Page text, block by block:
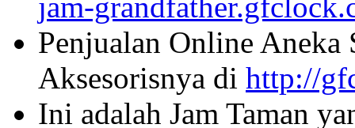
jam-
Penjualan Online Aneka
Aksesorisnya di http://
Ini adalah Jam Taman